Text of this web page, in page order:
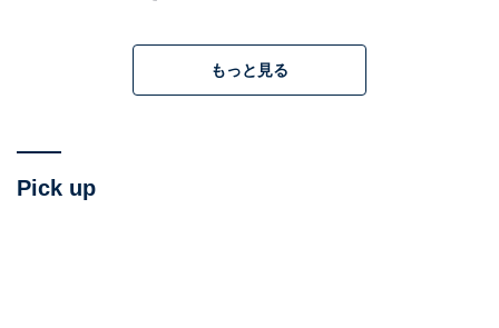
結局、後輩たちは全員二次会に来たという。1時間ぴっ
たりで解散の音頭をとったのは、洋子さんだった。洋子
「仕事では常にこういうポジションになっている。自分
もっと見る
Pick up